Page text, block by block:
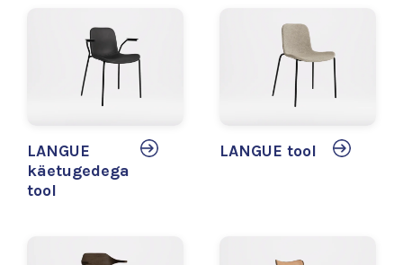
LANGUE
käetugedega
tool
LANGUE tool